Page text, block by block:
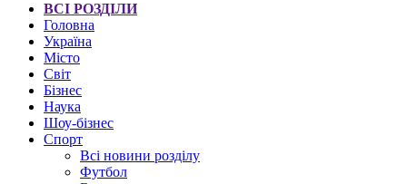
ВСІ РОЗДІЛИ
Головна
Україна
Місто
Світ
Бізнес
Наука
Шоу-бізнес
Спорт
Всі новини розділу
Футбол